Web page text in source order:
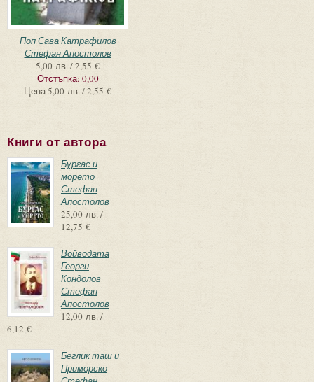
Поп Сава Катрафилов
Стефан Апостолов
5,00 лв. / 2,55 €
Отстъпка: 0,00
Цена5,00 лв. / 2,55 €
Книги от автора
Бургас и
морето
Стефан
Апостолов
25,00 лв. /
12,75 €
Войводата
Георги
Кондолов
Стефан
Апостолов
12,00 лв. /
6,12 €
Беглик таш и
Приморско